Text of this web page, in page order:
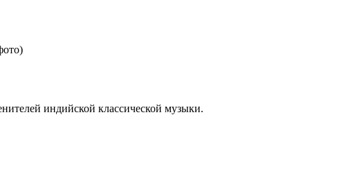
индийской классической музыки.